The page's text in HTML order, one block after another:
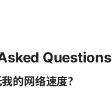
Questions
的网络速度？